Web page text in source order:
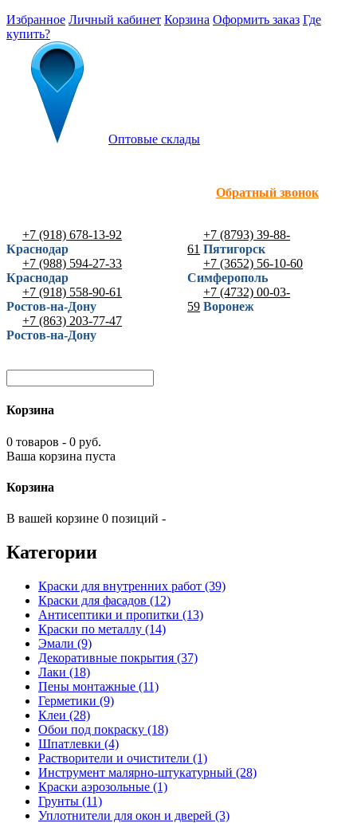
Избранное Личный кабинет Корзина Оформить заказ Где
купить?
Оптовые склады
Обратный звонок
+7 (918) 678-13-92
Краснодар
+7 (988) 594-27-33
Краснодар
+7 (918) 558-90-61
Ростов-на-Дону
+7 (863) 203-77-47
Ростов-на-Дону
+7 (8793) 39-88-
61 Пятигорск
+7 (3652) 56-10-60
Симферополь
+7 (4732) 00-03-
59 Воронеж
Корзина
0 товаров - 0 руб.
Ваша корзина пуста
Корзина
В вашей корзине 0 позиций -
Категории
Краски для внутренних работ (39)
Краски для фасадов (12)
Антисептики и пропитки (13)
Краски по металлу (14)
Эмали (9)
Декоративные покрытия (37)
Лаки (18)
Пены монтажные (11)
Герметики (9)
Клеи (28)
Обои под покраску (18)
Шпатлевки (4)
Растворители и очистители (1)
Инструмент малярно-штукатурный (28)
Краски аэрозольные (1)
Грунты (11)
Уплотнители для окон и дверей (3)